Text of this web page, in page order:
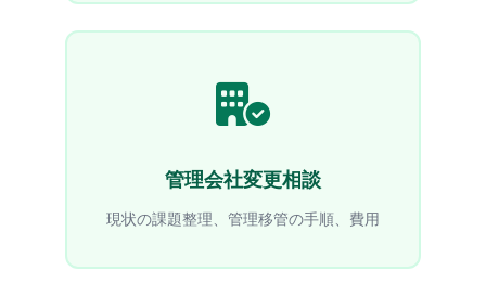
管理会社変更相談
現状の課題整理、管理移管の手順、費用